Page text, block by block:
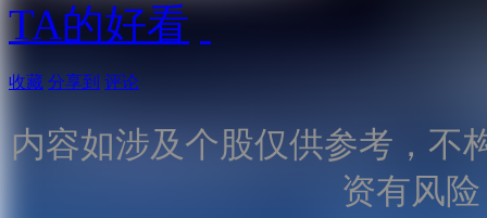
TA的好看
收藏 分享到 评论
内容如涉及个股仅供参考，不
资有风